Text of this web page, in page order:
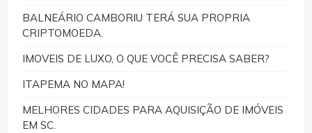
BALNEÁRIO CAMBORIU TERÁ SUA PROPRIA
CRIPTOMOEDA.
IMOVEIS DE LUXO, O QUE VOCÊ PRECISA SABER?
ITAPEMA NO MAPA!
MELHORES CIDADES PARA AQUISIÇÃO DE IMÓVEIS
EM SC.